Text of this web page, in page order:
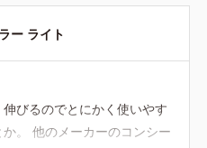
ー ライト
びるのでとにかく使いやす
。 他のメーカーのコンシー